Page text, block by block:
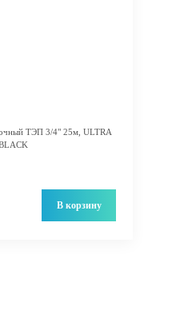
ТЭП 3/4" 25м, ULTRA
В корзину